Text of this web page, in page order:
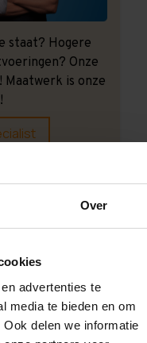
Over
advertenties te
media te bieden en om
delen we informatie
staat? Hogere
Onze
is onze